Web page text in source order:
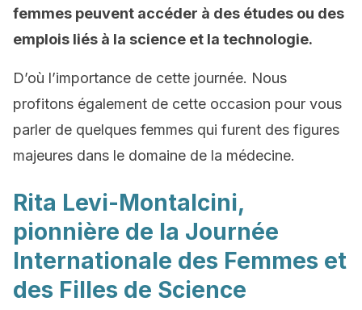
femmes peuvent accéder à des études ou des
emplois liés à la science et la technologie.
D’où l’importance de cette journée. Nous
profitons également de cette occasion pour vous
parler de quelques femmes qui furent des figures
majeures dans le domaine de la médecine.
Rita Levi-Montalcini,
pionnière de la Journée
Internationale des Femmes et
des Filles de Science